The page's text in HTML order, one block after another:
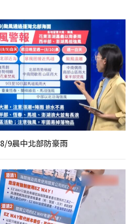
9晨中北部防豪雨